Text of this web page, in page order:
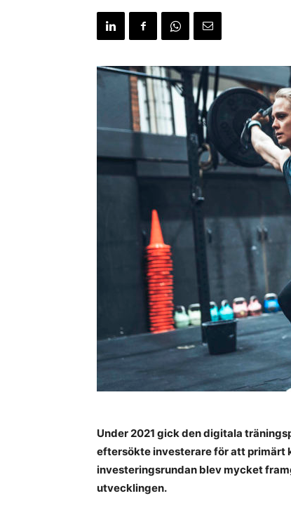
Under 2021 gick den digitala
eftersökte investerare för att primärt
investeringsrundan blev mycket
utvecklingen.